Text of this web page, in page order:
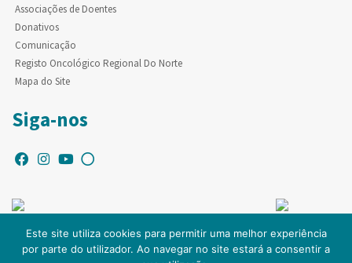
Associações de Doentes
Donativos
Comunicação
Registo Oncológico Regional Do Norte
Mapa do Site
Siga-nos
Este site utiliza cookies para permitir uma melhor experiência
por parte do utilizador. Ao navegar no site estará a consentir a